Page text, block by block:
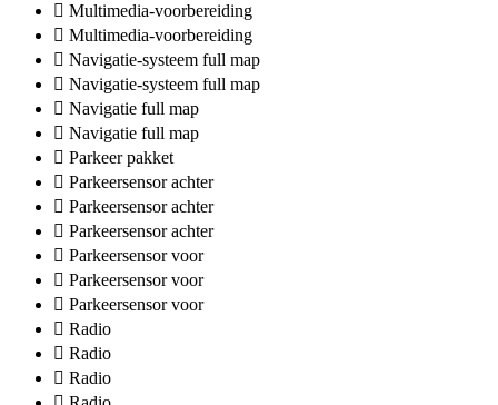
Multimedia-voorbereiding
Multimedia-voorbereiding
Navigatie-systeem full map
Navigatie-systeem full map
Navigatie full map
Navigatie full map
Parkeer pakket
Parkeersensor achter
Parkeersensor achter
Parkeersensor achter
Parkeersensor voor
Parkeersensor voor
Parkeersensor voor
Radio
Radio
Radio